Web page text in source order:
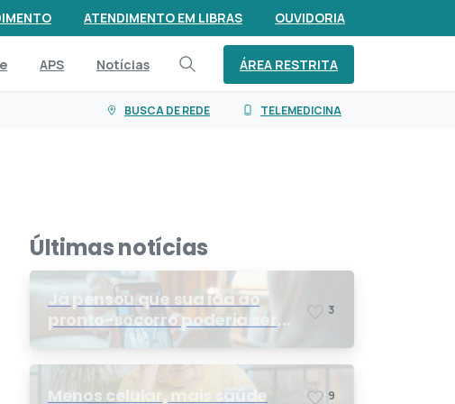
ATENDIMENTO EM LIBRAS OUVIDORIA
APS Notícias ÁREA RESTRITA
BUSCA DE REDE TELEMEDICINA
Últimas notícias
Já pensou que sua ida ao
pronto-socorro poderia ser
resolvida por telemedicina?
3
Menos celular, mais saúde 9